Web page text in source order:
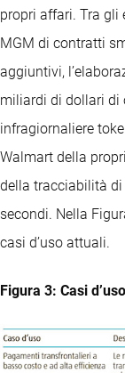
propri affari. Tra gli
MGM di contratti
aggiuntivi,
miliardi di dollari di
infragiornaliere
Walmart della
della tracciabilità
secondi. Nella
casi d’uso attuali.
Figura 3: Casi